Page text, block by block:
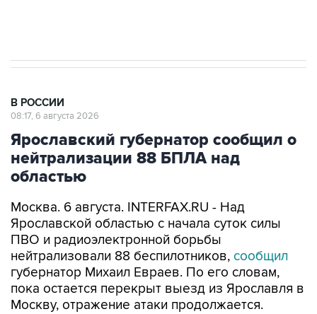
В РОССИИ
08:17, 6 августа 2026
Ярославский губернатор сообщил о
нейтрализации 88 БПЛА над
областью
Москва. 6 августа. INTERFAX.RU - Над
Ярославской областью с начала суток силы
ПВО и радиоэлектронной борьбы
нейтрализовали 88 беспилотников, сообщил
губернатор Михаил Евраев. По его словам,
пока остается перекрыт выезд из Ярославля в
Москву, отражение атаки продолжается.